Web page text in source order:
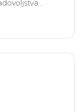
in klime ni